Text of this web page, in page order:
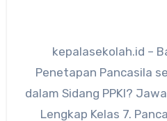
kepalasekolah.id –
Penetapan Pancasila
dalam Sidang PPKI?
Lengkap Kelas 7.